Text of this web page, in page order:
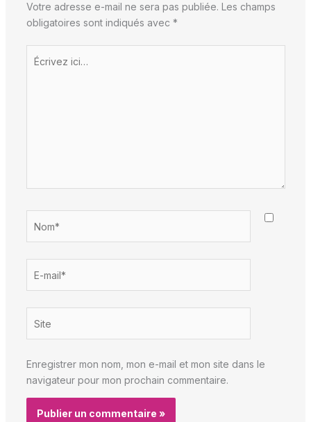
Votre adresse e-mail ne sera pas publiée. Les champs
obligatoires sont indiqués avec *
ici…
mail*
Enregistrer mon nom, mon e-mail et mon site dans le
navigateur pour mon prochain commentaire.